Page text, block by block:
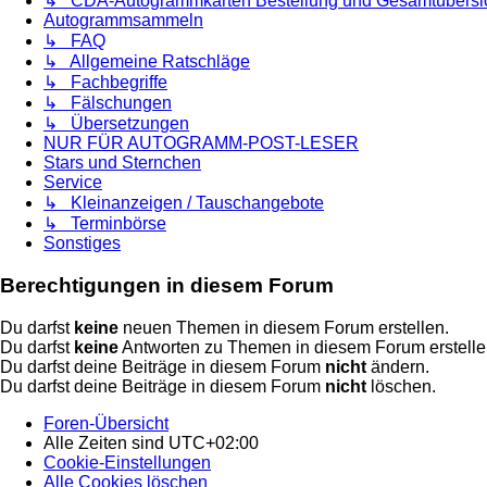
Autogrammsammeln
↳ FAQ
↳ Allgemeine Ratschläge
↳ Fachbegriffe
↳ Fälschungen
↳ Übersetzungen
NUR FÜR AUTOGRAMM-POST-LESER
Stars und Sternchen
Service
↳ Kleinanzeigen / Tauschangebote
↳ Terminbörse
Sonstiges
Berechtigungen in diesem Forum
Du darfst keine neuen Themen in diesem Forum erstellen.
Du darfst keineAntworten zu Themen in diesem Forum
Du darfst deine Beiträge in diesem Forum nicht ändern.
Du darfst deine Beiträge in diesem Forum nicht löschen.
Foren-Übersicht
Alle Zeiten sind UTC+02:00
Cookie-Einstellungen
Alle Cookies löschen